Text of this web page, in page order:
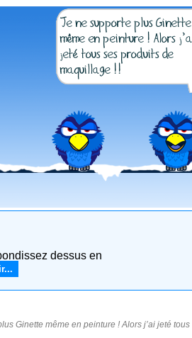
dessus en
Ginette même en peinture ! Alors j’ai jeté